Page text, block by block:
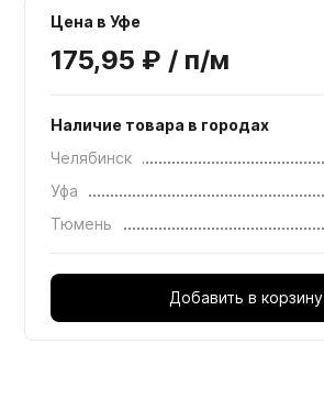
Цена в Уфе
175,95 ₽ / п/м
Наличие товара в городах
Челябинск
Уфа
Тюмень
Добавить в корзину